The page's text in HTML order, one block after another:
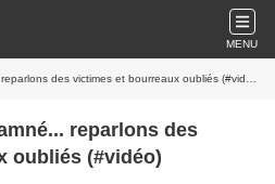
MENU
des victimes et bourreaux oubliés (#vidéo)
reparlons des
oubliés (#vidéo)